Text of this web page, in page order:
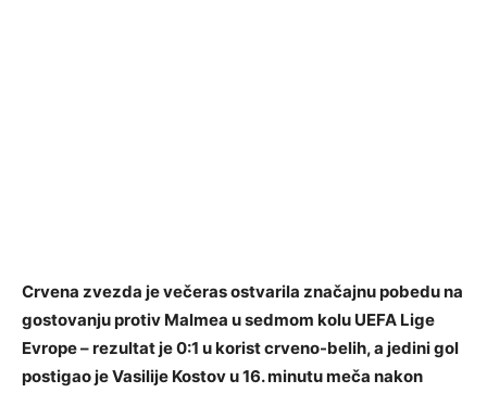
Crvena zvezda je večeras ostvarila značajnu pobedu na
gostovanju protiv Malmea u sedmom kolu UEFA Lige
Evrope – rezultat je 0:1 u korist crveno-belih, a jedini gol
postigao je Vasilije Kostov u 16. minutu meča nakon